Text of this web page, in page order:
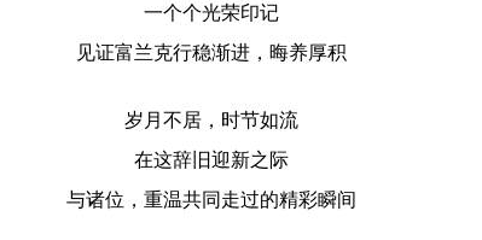
一个个光荣印记
见证富兰克行稳渐进，晦养厚积
岁月不居，时节如流
在这辞旧迎新之际
与诸位，重温共同走过的精彩瞬间